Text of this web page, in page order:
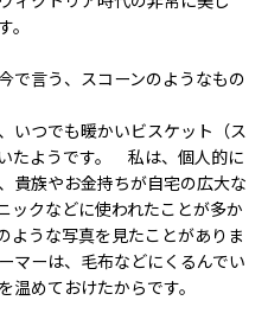
で言う、スコーンのようなもの
いつでも暖かいビスケット（ス
たようです。 私は、個人的に
貴族やお金持ちが自宅の広大な
ックなどに使われたことが多か
ような写真を見たことがありま
マーは、毛布などにくるんでい
温めておけたからです。